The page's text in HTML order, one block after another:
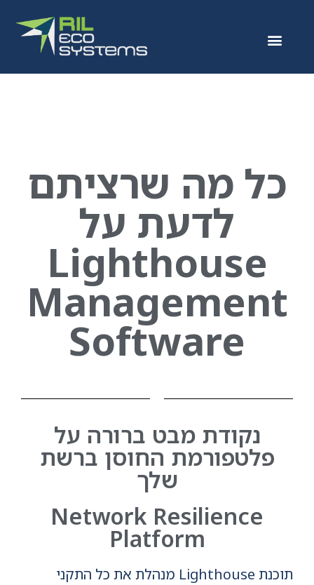
כל מה שרציתם
לדעת על
Lighthouse
Management
Software
נקודת מבט ברורה על
פלטפורמת החוסן ברשת
שלך
Network Resilience
Platform
תוכנת Lighthouse מנהלת את כל התקני